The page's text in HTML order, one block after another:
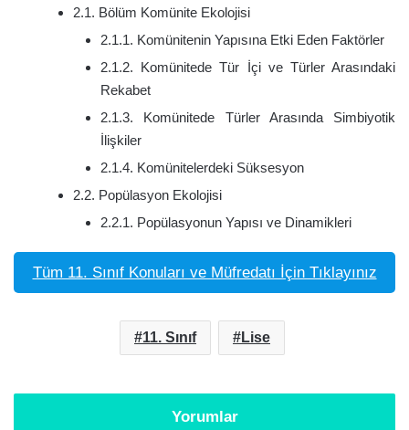
2.1. Bölüm Komünite Ekolojisi
2.1.1. Komünitenin Yapısına Etki Eden Faktörler
2.1.2. Komünitede Tür İçi ve Türler Arasındaki
Rekabet
2.1.3. Komünitede Türler Arasında Simbiyotik
İlişkiler
2.1.4. Komünitelerdeki Süksesyon
2.2. Popülasyon Ekolojisi
2.2.1. Popülasyonun Yapısı ve Dinamikleri
Tüm 11. Sınıf Konuları ve Müfredatı İçin Tıklayınız
11. Sınıf Lise
Yorumlar